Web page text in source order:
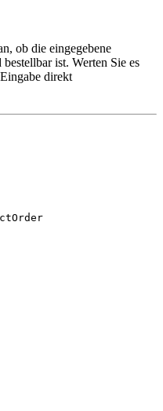
ob die eingegebene
ist. Werten Sie es
direkt